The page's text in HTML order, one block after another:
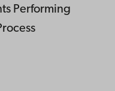
Performing